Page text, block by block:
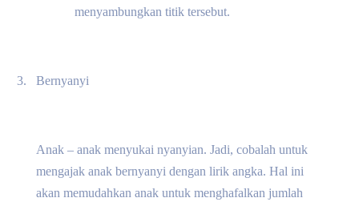
menyambungkan titik tersebut.
3. Bernyanyi
Anak – anak menyukai nyanyian. Jadi, cobalah untuk
mengajak anak bernyanyi dengan lirik angka. Hal ini
akan memudahkan anak untuk menghafalkan jumlah